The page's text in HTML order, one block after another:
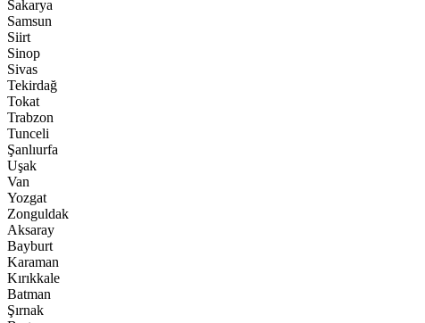
Sakarya
Samsun
Siirt
Sinop
Sivas
Tekirdağ
Tokat
Trabzon
Tunceli
Şanlıurfa
Uşak
Van
Yozgat
Zonguldak
Aksaray
Bayburt
Karaman
Kırıkkale
Batman
Şırnak